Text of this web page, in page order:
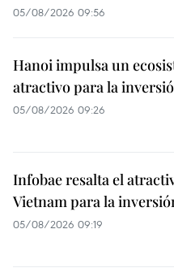
05/08/2026 09:56
Hanoi impulsa un
atractivo para la
05/08/2026 09:26
Infobae resalta el
Vietnam para la
05/08/2026 09:19